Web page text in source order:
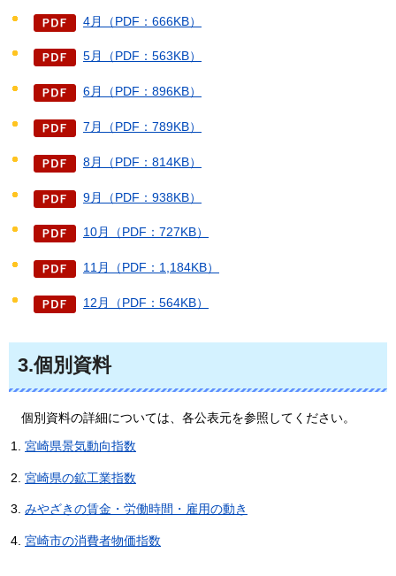
4月（PDF：666KB）
5月（PDF：563KB）
6月（PDF：896KB）
7月（PDF：789KB）
8月（PDF：814KB）
9月（PDF：938KB）
10月（PDF：727KB）
11月（PDF：1,184KB）
12月（PDF：564KB）
3.個別資料
個別資料の詳細については、各公表元を参照してください。
宮崎県景気動向指数
宮崎県の鉱工業指数
みやざきの賃金・労働時間・雇用の動き
宮崎市の消費者物価指数